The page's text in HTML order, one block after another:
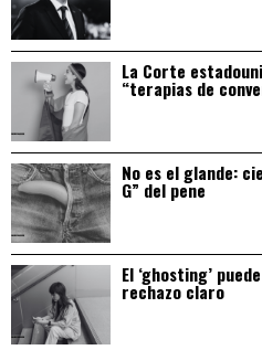
La Corte
“terapias de
No es el glande:
G” del pene
El ‘ghosting’
rechazo claro